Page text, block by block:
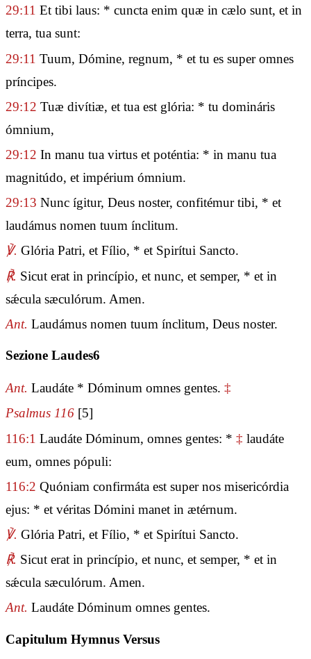
29:11 Et tibi laus: * cuncta enim quæ in cælo sunt, et in
terra, tua sunt:
29:11 Tuum, Dómine, regnum, * et tu es super omnes
príncipes.
29:12 Tuæ divítiæ, et tua est glória: * tu domináris
ómnium,
29:12 In manu tua virtus et poténtia: * in manu tua
magnitúdo, et impérium ómnium.
29:13 Nunc ígitur, Deus noster, confitémur tibi, * et
laudámus nomen tuum ínclitum.
℣. Glória Patri, et Fílio, * et Spirítui Sancto.
℟. Sicut erat in princípio, et nunc, et semper, * et in
sǽcula sæculórum. Amen.
Ant. Laudámus nomen tuum ínclitum, Deus noster.
Sezione Laudes6
Ant. Laudáte * Dóminum omnes gentes. ‡
Psalmus 116 [5]
116:1 Laudáte Dóminum, omnes gentes: * ‡ laudáte
eum, omnes pópuli:
116:2 Quóniam confirmáta est super nos misericórdia
ejus: * et véritas Dómini manet in ætérnum.
℣. Glória Patri, et Fílio, * et Spirítui Sancto.
℟. Sicut erat in princípio, et nunc, et semper, * et in
sǽcula sæculórum. Amen.
Ant. Laudáte Dóminum omnes gentes.
Capitulum Hymnus Versus